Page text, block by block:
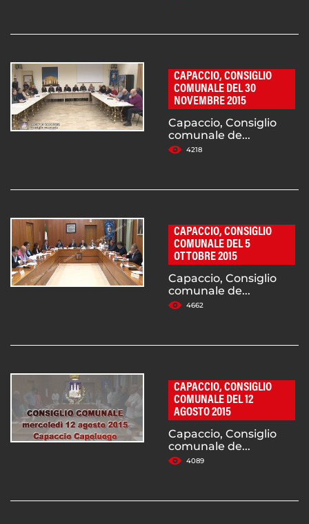
CAPACCIO, CONSIGLIO
COMUNALE DEL 30
NOVEMBRE 2015
Capaccio, Consiglio
comunale de...
4218
CAPACCIO, CONSIGLIO
COMUNALE DEL 5
OTTOBRE 2015
Capaccio, Consiglio
comunale de...
4662
CAPACCIO, CONSIGLIO
COMUNALE DEL 12
AGOSTO 2015
Capaccio, Consiglio
comunale de...
4089